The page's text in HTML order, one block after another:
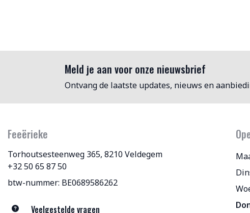
Meld je aan voor onze nieuwsbrief
Ontvang de laatste updates, nieuws en
Feeërieke
Torhoutsesteenweg 365, 8210 Veldegem
+32 50 65 87 50
btw-nummer: BE0689586262
Veelgestelde vragen